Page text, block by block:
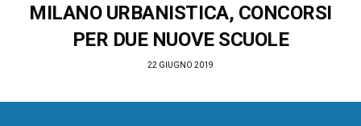
MILANO URBANISTICA, CONCORSI
PER DUE NUOVE SCUOLE
22 GIUGNO 2019